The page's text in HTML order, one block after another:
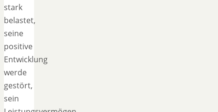
stark
belastet,
seine
positive
Entwicklung
werde
gestört,
sein